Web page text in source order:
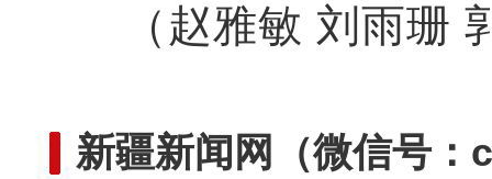
（赵雅敏 刘雨珊
新疆新闻网 （微信号